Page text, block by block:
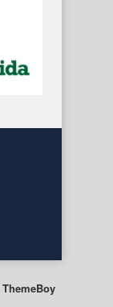
ThemeBoy